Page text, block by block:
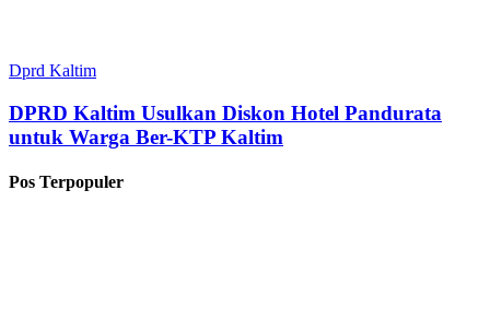
Dprd Kaltim
DPRD Kaltim Usulkan Diskon Hotel Pandurata
untuk Warga Ber-KTP Kaltim
Pos Terpopuler